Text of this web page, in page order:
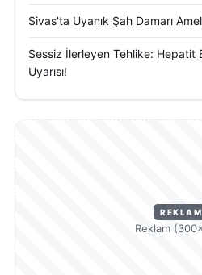
Sivas'ta Uyanık Şah Damarı
Sessiz İlerleyen Tehlike: Hepatit
Uyarısı!
REKLAM
Reklam